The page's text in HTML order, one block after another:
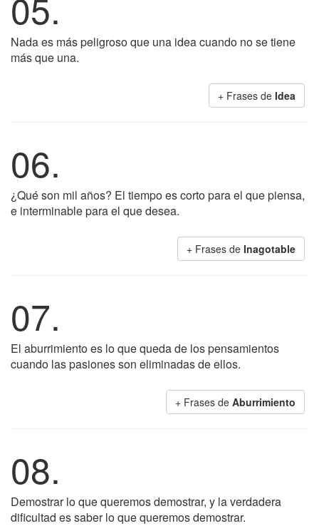
Nada es más peligroso que una idea cuando no se tiene
más que una.
+ Frases de Idea
06.
¿Qué son mil años? El tiempo es corto para el que piensa,
e interminable para el que desea.
+ Frases de Inagotable
07.
El aburrimiento es lo que queda de los pensamientos
cuando las pasiones son eliminadas de ellos.
+ Frases de Aburrimiento
08.
Demostrar lo que queremos demostrar, y la verdadera
dificultad es saber lo que queremos demostrar.